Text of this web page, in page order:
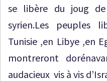
se libère du joug
syrien.Les peuples
Tunisie ,en Libye ,en
montreront
audacieux vis à vis